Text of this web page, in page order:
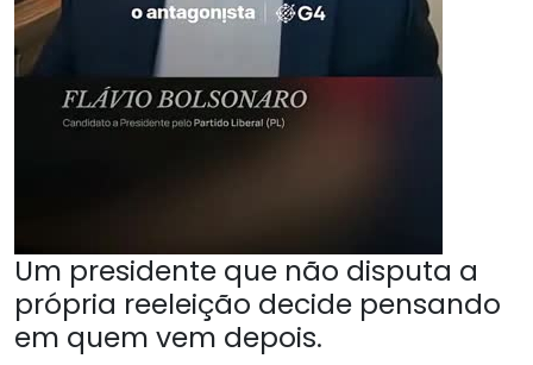
Um presidente que não disputa a
própria reeleição decide pensando
em quem vem depois.